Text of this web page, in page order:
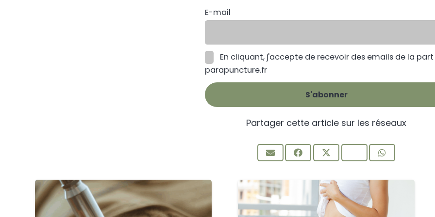
E-mail
En cliquant, j'accepte de recevoir des emails de la
parapuncture.fr
Partager cette article sur les réseaux